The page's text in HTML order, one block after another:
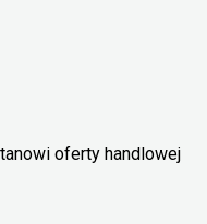
oferty handlowej